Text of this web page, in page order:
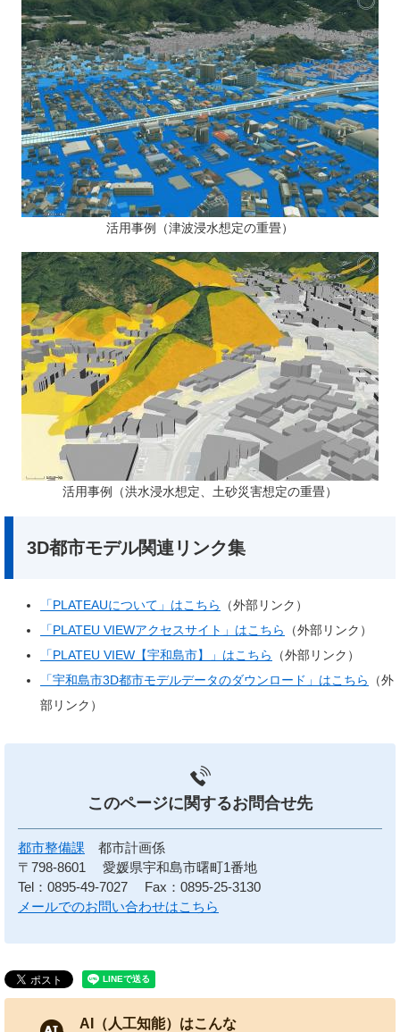
活用事例（津波浸水想定の重畳）
​活用事例（洪水浸水想定、土砂災害想定の重畳）
3D都市モデル関連リンク集
「PLATEAUについて」はこちら
（外部リンク）
「PLATEU VIEWアクセスサイト」はこちら
（外部リンク）
「PLATEU VIEW【宇和島市】」はこちら
（外部リンク）
「宇和島市3D都市モデルデータのダウンロード」はこちら
（外
部リンク）
このページに関するお問合せ先
都市整備課
都市計画係
〒798-8601
愛媛県宇和島市曙町1番地
Tel：0895-49-7027
Fax：0895-25-3130
メールでのお問い合わせはこちら
AI（人工知能）はこんな